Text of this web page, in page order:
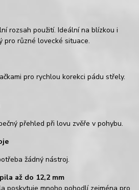
rozsah použití. Ideální na blízkou i
pro různé lovecké situace.
pro rychlou korekci pádu střely.
přehled při lovu zvěře v pohybu.
žádný nástroj.
až do 12,2 mm